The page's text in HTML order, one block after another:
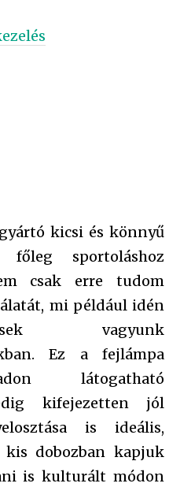
kicsi és könnyű
főleg sportoláshoz
csak erre tudom
mi például idén
vagyunk
Ez a fejlámpa
látogatható
kifejezetten jól
is ideális,
dobozban kapjuk
is kulturált módon